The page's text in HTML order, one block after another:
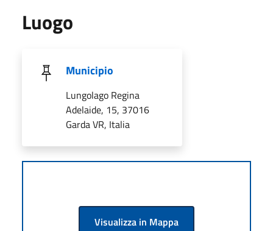
Luogo
Municipio
Lungolago Regina
Adelaide, 15, 37016
Garda VR, Italia
Visualizza in Mappa